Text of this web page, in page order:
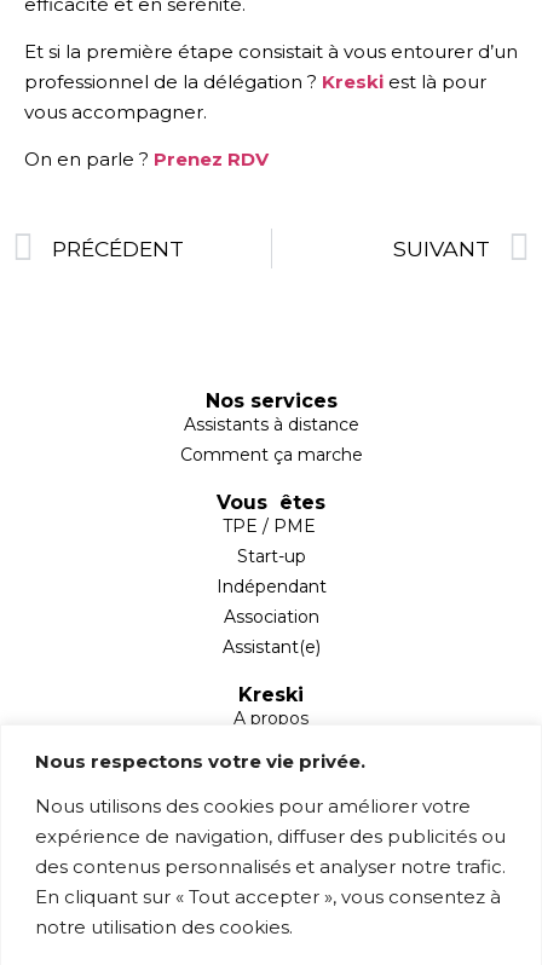
Nous respectons votre vie privée.
Nous utilisons des cookies pour améliorer votre
expérience de navigation, diffuser des publicités ou
des contenus personnalisés et analyser notre trafic.
En cliquant sur « Tout accepter », vous consentez à
notre utilisation des cookies.
Et si la première étape consistait à vous entourer d’un
professionnel de la délégation ? Kreski est là pour
vous accompagner.
On en parle ? Prenez RDV
PRÉCÉDENT SUIVANT
Nos services
Assistants à distance
Comment ça marche
Vous êtes
TPE / PME
Start-up
Indépendant
Association
Assistant(e)
Kreski
A propos
Partenaires
Mentions légales
Contact
78760 Jouars-Pontchartrain
contact@kreski.fr